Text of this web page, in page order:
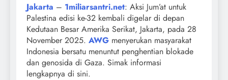
Jakarta – 1miliarsantri.net: Aksi Jum’at untuk
Palestina edisi ke-32 kembali digelar di depan
Kedutaan Besar Amerika Serikat, Jakarta, pada 28
November 2025. AWG menyerukan masyarakat
Indonesia bersatu menuntut penghentian blokade
dan genosida di Gaza. Simak informasi
lengkapnya di sini.